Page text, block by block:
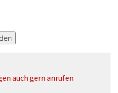
auch gern anrufen